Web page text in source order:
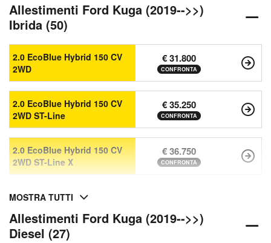
Allestimenti Ford Kuga (2019-->>)
Ibrida (50)
2.0 EcoBlue Hybrid 150 CV
2WD
€ 31.800
CONFRONTA
2.0 EcoBlue Hybrid 150 CV
2WD ST-Line
€ 35.250
CONFRONTA
2.0 EcoBlue Hybrid 150 CV
2WD ST-Line X
€ 36.750
CONFRONTA
MOSTRA TUTTI
Allestimenti Ford Kuga (2019-->>)
Diesel (27)